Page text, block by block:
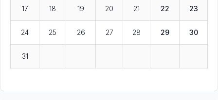
17 18 19 20 21 22 23
24 25 26 27 28 29 30
31